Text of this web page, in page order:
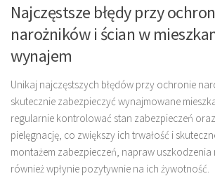
Najczęstsze błędy przy
narożników i ścian w
wynajem
Unikaj najczęstszych błędów przy ochronie
skutecznie zabezpieczyć wynajmowane
regularnie kontrolować stan zabezpieczeń
pielęgnację, co zwiększy ich trwałość i
montażem zabezpieczeń, napraw
również wpłynie pozytywnie na ich żywotność.